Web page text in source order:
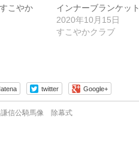
こやか
インナーブランケット
2020年10月15日
すこやかクラブ
twitter Google+
信公騎馬像 除幕式